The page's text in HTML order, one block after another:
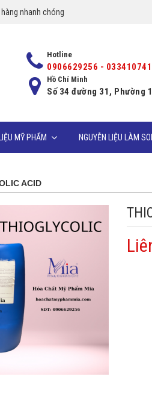
nhanh chóng
Hotline
0906629256 -
Hồ Chí Minh
Số 34 đường 31, Phường
MỸ PHẨM NGUYỄN LIỆU LÀM
ACID